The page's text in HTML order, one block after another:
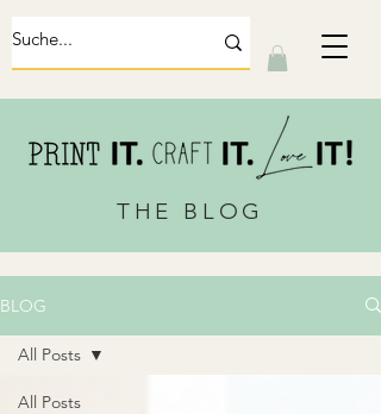
THE BLOG
BLOG
All Posts
All Posts